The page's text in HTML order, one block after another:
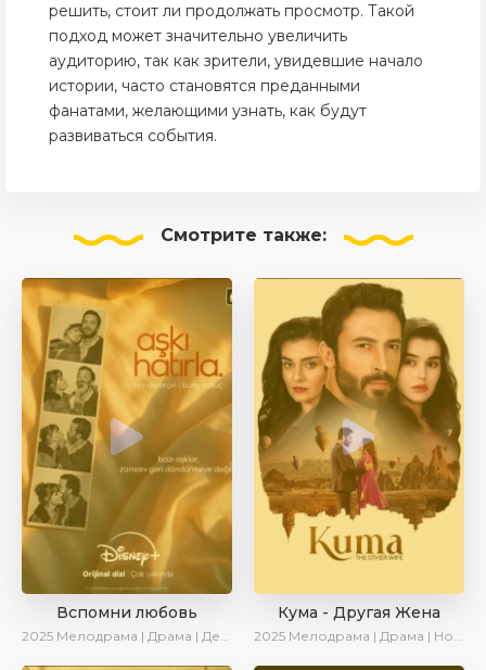
решить, стоит ли продолжать просмотр. Такой
подход может значительно увеличить
аудиторию, так как зрители, увидевшие начало
истории, часто становятся преданными
фанатами, желающими узнать, как будут
развиваться события.
Смотрите также:
Вспомни любовь
2025 Мелодрама | Драма | Детектив | Комедия | Новинки | Сериалы 2025
Кума - Другая Жена
2025 Мелодрама | Драма | Новинки | Сериалы 2025